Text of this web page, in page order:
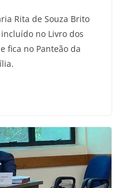
Rita de Souza Brito
no Livro dos
fica no Panteão da